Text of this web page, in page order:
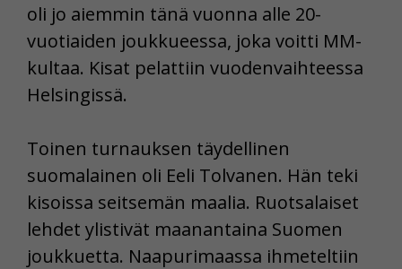
oli jo aiemmin tänä vuonna alle 20-
vuotiaiden joukkueessa, joka voitti MM-
kultaa. Kisat pelattiin vuodenvaihteessa
Helsingissä.
Toinen turnauksen täydellinen
suomalainen oli Eeli Tolvanen. Hän teki
kisoissa seitsemän maalia. Ruotsalaiset
lehdet ylistivät maanantaina Suomen
joukkuetta. Naapurimaassa ihmeteltiin